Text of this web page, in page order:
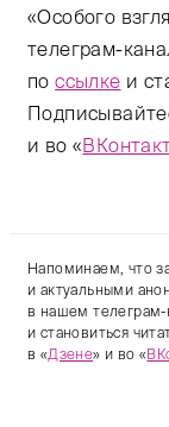
«Особого
телеграм-
поссылке и
и во «
Напоминаем, что
и актуальными
в нашем
и становиться
в «Дзене» и во «